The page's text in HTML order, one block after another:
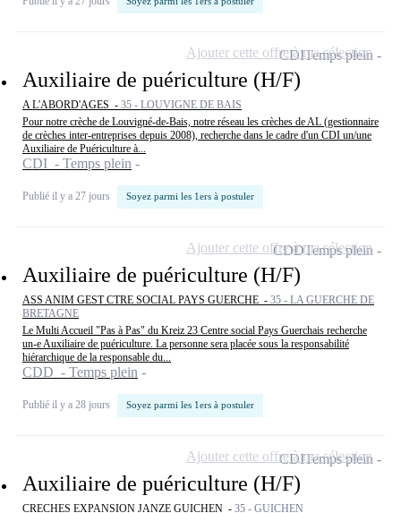
Auxiliaire de puériculture (H/F)
A L'ABORD'AGES - 35 - LOUVIGNE DE BAIS
Pour notre crèche de Louvigné-de-Bais, notre réseau les crèches de AL (gestionnaire
de crèches inter-entreprises depuis 2008), recherche dans le cadre d'un CDI un/une
Auxiliaire de Puériculture à...
CDI - Temps plein
Publié il y a 27 jours Soyez parmi les 1ers à postuler
CDITemps plein
Ajouter cette offre à ma sélection
Auxiliaire de puériculture (H/F)
ASS ANIM GEST CTRE SOCIAL PAYS GUERCHE - 35 - LA GUERCHE DE
BRETAGNE
Le Multi Accueil "Pas à Pas" du Kreiz 23 Centre social Pays Guerchais recherche
un-e Auxiliaire de puériculture. La personne sera placée sous la responsabilité
hiérarchique de la responsable du...
CDD - Temps plein
Publié il y a 28 jours Soyez parmi les 1ers à postuler
CDDTemps plein
Ajouter cette offre à ma sélection
Auxiliaire de puériculture (H/F)
CRECHES EXPANSION JANZE GUICHEN - 35 - GUICHEN
CDITemps plein
Ajouter cette offre à ma sélection